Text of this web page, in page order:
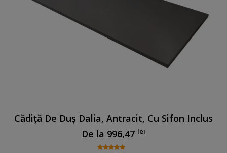
Cădiță De Duș Dalia, Antracit, Cu Sifon Inclus
De la 996,47 lei